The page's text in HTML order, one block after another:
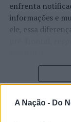
A Nação - Do
enfrenta
informações e
ele, essa
O pesquisador
estimulam
cérebro,
manter a